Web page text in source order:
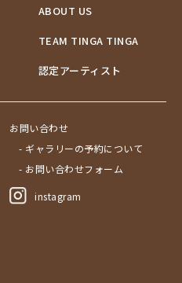
ABOUT US
TEAM TINGA TINGA
認定アーティスト
お問い合わせ
- ギャラリーの予約について
- お問い合わせフォーム
instagram